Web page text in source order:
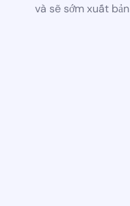
và sẽ sớm xuất bản